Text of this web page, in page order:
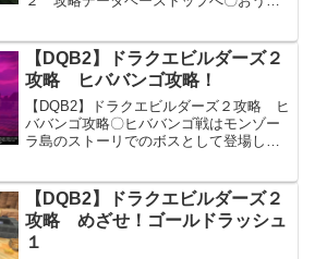
せ！・飛行兵団を倒せ！・デーモン兵団
を倒せ！〇モ...
【DQB2】ドラクエビルダーズ２
攻略 ヒババンゴ攻略！
【DQB2】ドラクエビルダーズ２攻略 ヒ
ババンゴ攻略〇ヒババンゴ戦はモンゾー
ラ島のストーリでのボスとして登場しま
破壊に来ます。回転攻撃はあるもので対
策出来るので後ほどご...
【DQB2】ドラクエビルダーズ２
攻略 めざせ！ゴールドラッシュ
１